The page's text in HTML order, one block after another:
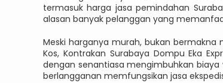
termasuk harga jasa pemindahan
alasan banyak pelanggan yang
Meski harganya murah, bukan bermakna
Kos, Kontrakan Surabaya Dompu Eka
dengan senantiasa mengimbuhkan
berlangganan memfungsikan jasa